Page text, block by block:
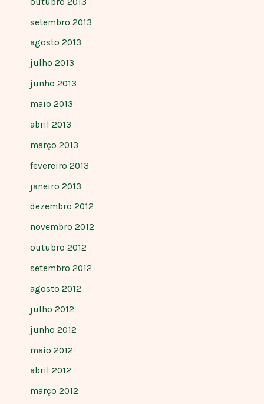
setembro 2013
agosto 2013
julho 2013
junho 2013
maio 2013
abril 2013
março 2013
fevereiro 2013
janeiro 2013
dezembro 2012
novembro 2012
outubro 2012
setembro 2012
agosto 2012
julho 2012
junho 2012
maio 2012
abril 2012
março 2012